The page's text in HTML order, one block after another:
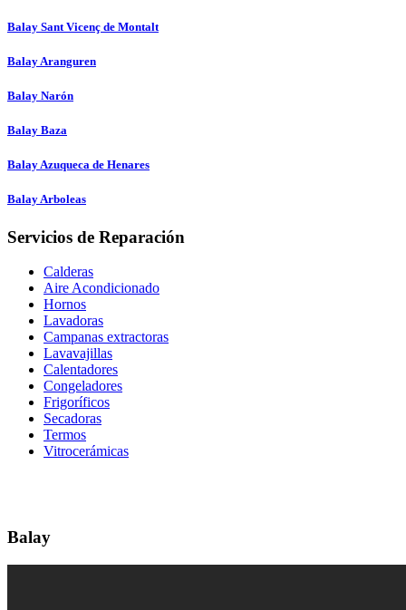
Balay Sant Vicenç de Montalt
Balay Aranguren
Balay Narón
Balay Baza
Balay Azuqueca de Henares
Balay Arboleas
Servicios de Reparación
Calderas
Aire Acondicionado
Hornos
Lavadoras
Campanas extractoras
Lavavajillas
Calentadores
Congeladores
Frigoríficos
Secadoras
Termos
Vitrocerámicas
Balay